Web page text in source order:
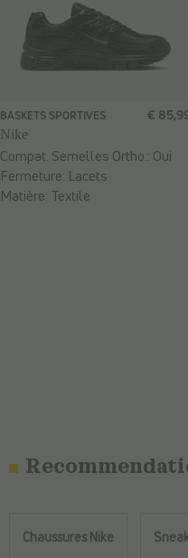
BASKETS SPORTIVES
Nike
€
Compat. Semelles Ortho.: Oui
Fermeture: Lacets
Matière: Textile
Chaussures Nike